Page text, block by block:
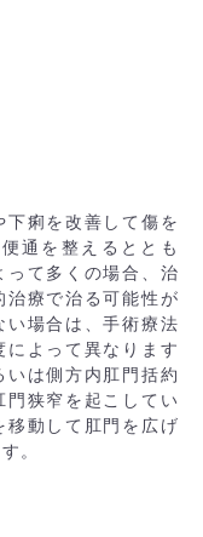
痢を改善して傷を
通を整えるととも
って多くの場合、治
治療で治る可能性が
い場合は、手術療法
によって異なります
は側方内肛門括約
門狭窄を起こしてい
移動して肛門を広げ
。